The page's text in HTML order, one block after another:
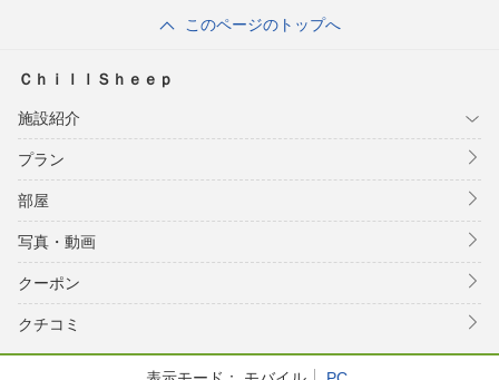
このページのトップへ
ＣｈｉｌｌＳｈｅｅｐ
施設紹介
プラン
部屋
写真・動画
クーポン
クチコミ